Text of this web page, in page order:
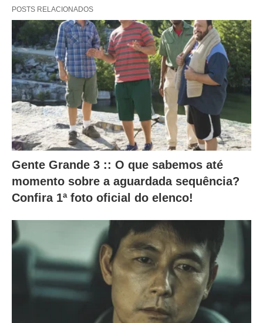
i
t
e
s
a
l
t
e
r
a
m
o
POSTS RELACIONADOS
Gente Grande 3 :: O que sabemos até
momento sobre a aguardada sequência?
Confira 1ª foto oficial do elenco!